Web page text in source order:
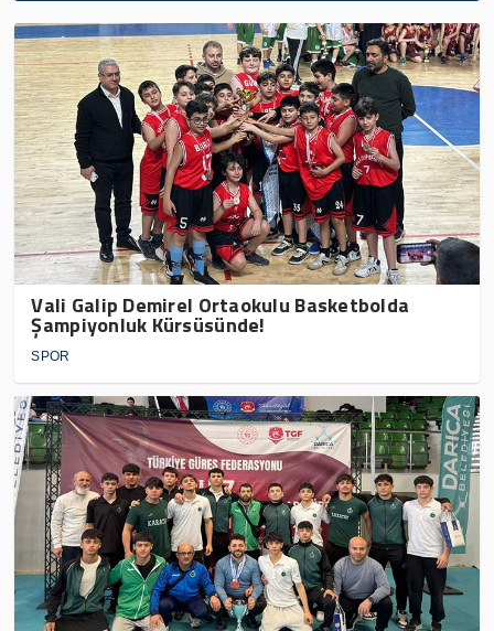
Vali Galip Demirel Ortaokulu Basketbolda
Şampiyonluk Kürsüsünde!
SPOR